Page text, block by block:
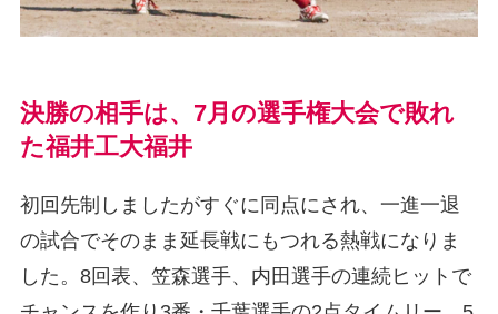
決勝の相手は、7月の選手権大会で敗れ
た福井工大福井
初回先制しましたがすぐに同点にされ、一進一退
の試合でそのまま延長戦にもつれる熱戦になりま
した。8回表、笠森選手、内田選手の連続ヒットで